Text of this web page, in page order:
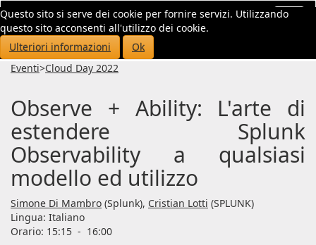
Questo sito si serve dei cookie per fornire servizi. Utilizzando
questo sito acconsenti all'utilizzo dei cookie.
Ulteriori informazioni
Ok
Eventi>Cloud Day 2022
Observe + Ability: L'arte di
estendere Splunk
Observability a qualsiasi
modello ed utilizzo
Simone Di Mambro (Splunk), Cristian Lotti (SPLUNK)
Lingua: Italiano
Orario: 15:15 - 16:00